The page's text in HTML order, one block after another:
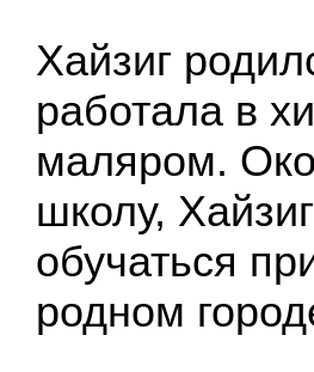
Хайзиг
работала в
маляром.
школу,
обучаться
родном